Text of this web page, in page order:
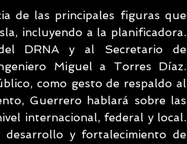
de las principales figuras que
incluyendo a la planificadora.
DRNA y al Secretario de
Miguel a Torres Díaz.
como gesto de respaldo al
Guerrero hablará sobre las
internacional, federal y local.
y fortalecimiento de